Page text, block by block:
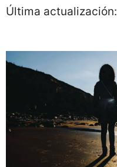
Última actualización: